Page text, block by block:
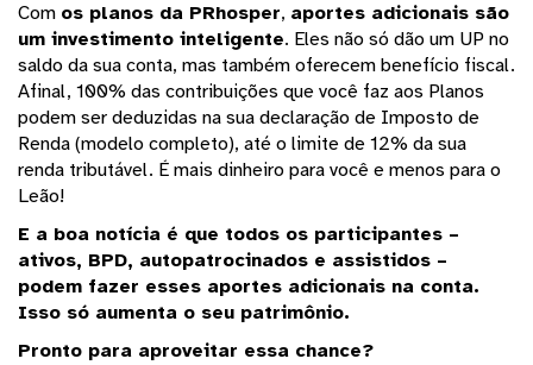
Com os planos da PRhosper, aportes adicionais são
um investimento inteligente. Eles não só dão um UP no
saldo da sua conta, mas também oferecem benefício fiscal.
Afinal, 100% das contribuições que você faz aos Planos
podem ser deduzidas na sua declaração de Imposto de
Renda (modelo completo), até o limite de 12% da sua
renda tributável. É mais dinheiro para você e menos para o
Leão!
E a boa notícia é que todos os participantes –
ativos, BPD, autopatrocinados e assistidos –
podem fazer esses aportes adicionais na conta.
Isso só aumenta o seu patrimônio.
Pronto para aproveitar essa chance?